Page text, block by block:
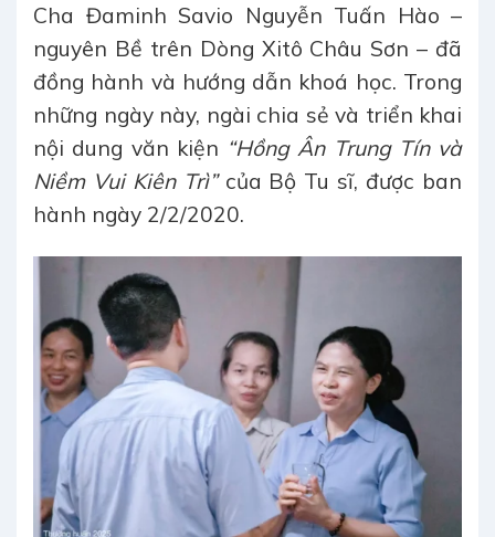
Cha Đaminh Savio Nguyễn Tuấn Hào –
nguyên Bề trên Dòng Xitô Châu Sơn – đã
đồng hành và hướng dẫn khoá học. Trong
những ngày này, ngài chia sẻ và triển khai
nội dung văn kiện “Hồng Ân Trung Tín và
Niềm Vui Kiên Trì”của Bộ Tu sĩ, được ban
hành ngày 2/2/2020.